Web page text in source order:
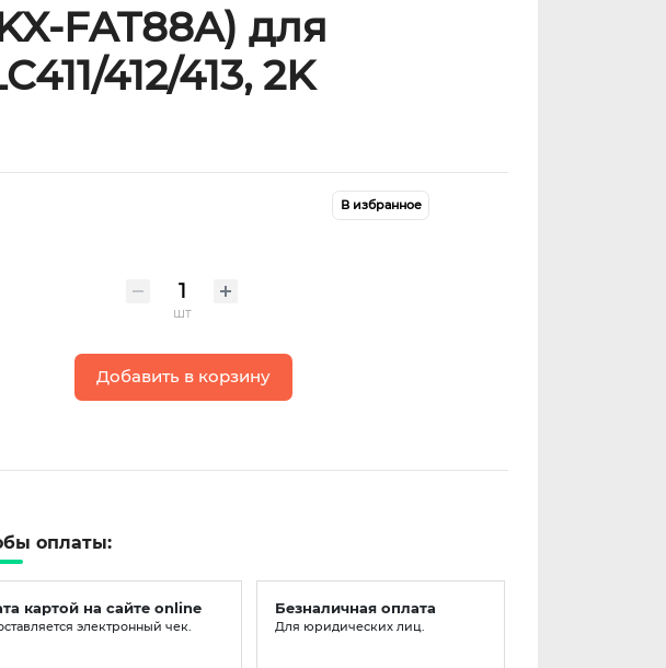
FAT88A) для
412/413, 2K
шт
Добавить в корзину
В избранное
оплаты:
картой на сайте online
электронный чек.
Безналичная оплата
Для юридических лиц.